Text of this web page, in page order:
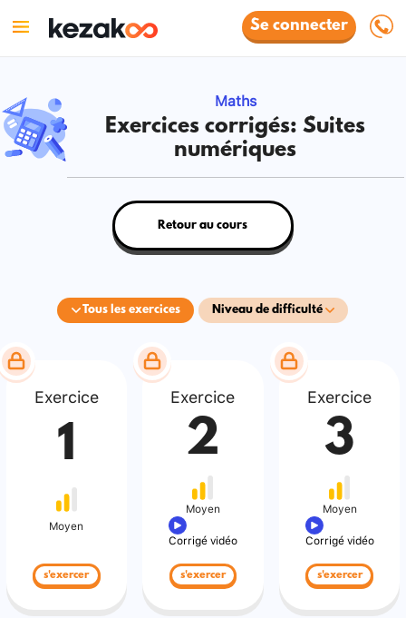
Se connecter
Maths
Exercices corrigés: Suites
numériques
Tous les exercices Niveau de difficulté
Retour au cours
Exercice
1
Moyen
s'exercer
Exercice
2
Moyen
Corrigé vidéo
s'exercer
Exercice
3
Moyen
Corrigé vidéo
s'exercer